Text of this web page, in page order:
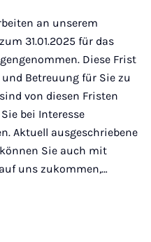
an unserem
31.01.2025 für das
Diese Frist
Betreuung für Sie zu
von diesen Fristen
bei Interesse
Aktuell ausgeschriebene
Sie auch mit
uns zukommen,…